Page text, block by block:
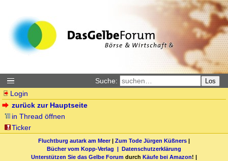
Suche: Los
Login
zurück zur Hauptseite
in Thread öffnen
Ticker
Fluchtburg autark am Meer| Zum Tode Jürgen Küßners |
Bücher vom Kopp-Verlag | Datenschutzerklärung
Unterstützen Sie das Gelbe Forum durch Käufe bei Amazon! |